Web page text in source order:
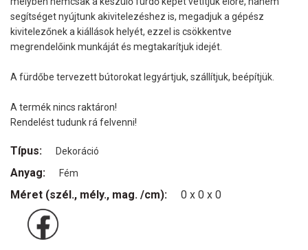
segítséget nyújtunk akivitelezéshez is, megadjuk a gépész
kivitelezőnek a kiállások helyét, ezzel is csökkentve
megrendelőink munkáját és megtakarítjuk idejét.
A fürdőbe tervezett bútorokat legyártjuk, szállítjuk, beépítjük.
A termék nincs raktáron!
Rendelést tudunk rá felvenni!
Típus: Dekoráció
Anyag: Fém
Méret (szél., mély., mag. /cm): 0 x 0 x 0